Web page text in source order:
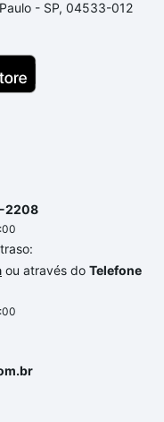
portal quanto
seus sonhos com
você até as
- SP, 04533-012
2208
ou através do Telefone